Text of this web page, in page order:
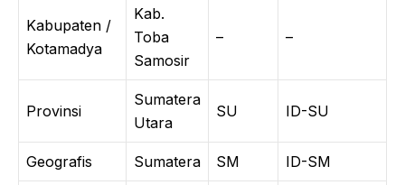
Kabupaten /
Kotamadya
Kab.
Toba
Samosir
– –
Provinsi
Sumatera
Utara
SU ID-SU
Geografis Sumatera SM ID-SM